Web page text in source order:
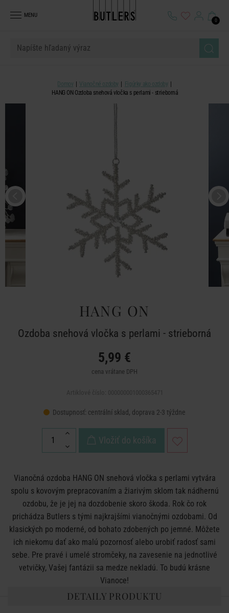
MENU
0
Domov Vianočné ozdoby
Figúrky ako ozdoby
HANG ON Ozdoba snehová vločka s perlami - strieborná
HANG ON
Ozdoba snehová vločka s perlami - strieborná
5,99 €
cena vrátane DPH
Dostupnosť: centrální sklad, doprava 2-3 týždne
Vložiť do košíka
Vianočná ozdoba HANG ON snehová vločka s perlami vytvára
spolu s kovovým prepracovaním a žiarivým sklom tak nádhernú
ozdobu, že je jej na dozdobenie skoro škoda. Rok čo rok
prichádza Butlers s tými najkrajšími vianočnými ozdobami. Od
klasických po moderné, od bohato zdobených po jemné. Môžete
ich niekomu dať ako malú pozornosť alebo urobiť radosť sami
sebe. Pre pravé i umelé stromčeky, na zavesenie na jednotlivé
vetvičky, Vašej fantázii sa medze nekladú. To budú krásne
Vianoce!
DETAILY PRODUKTU